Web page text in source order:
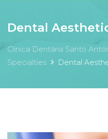
Dental
Clinica Dentária Santo
Specialties
Dental